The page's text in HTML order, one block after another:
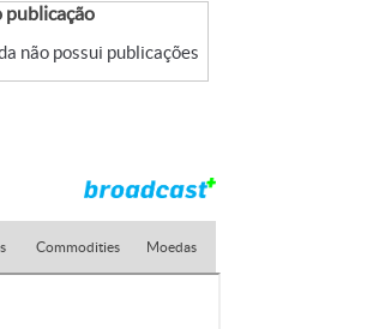
publicação
não possui publicações
Commodities Moedas